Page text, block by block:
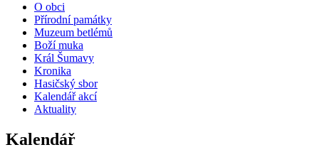
O obci
Přírodní památky
Muzeum betlémů
Boží muka
Král Šumavy
Kronika
Hasičský sbor
Kalendář akcí
Aktuality
Kalendář